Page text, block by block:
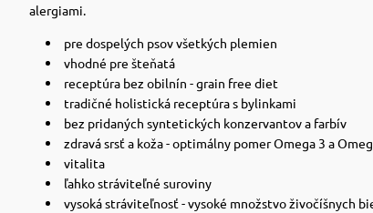
alergiami.
pre dospelých psov všetkých plemien
vhodné pre šteňatá
receptúra ​​bez obilnín - grain free diet
tradičné holistická receptúra ​​s bylinkami
bez pridaných syntetických konzervantov a farbív
zdravá srsť a koža - optimálny pomer Omega 3 a
vitalita
ľahko stráviteľné suroviny
vysoká stráviteľnosť - vysoké množstvo živočíšnych